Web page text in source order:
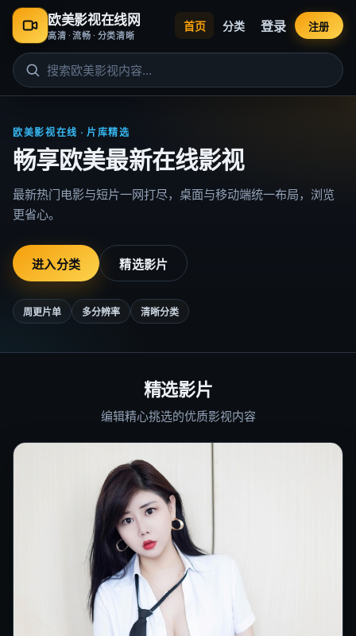
欧美影视在线网
高清 · 流畅 · 分类清晰
首页 分类 登录 注册
欧美影视在线 · 片库精选
畅享欧美最新在线影视
最新热门电影与短片一网打尽，桌面与移动端统一布局，浏览
更省心。
进入分类 精选影片
周更片单 多分辨率 清晰分类
精选影片
编辑精心挑选的优质影视内容